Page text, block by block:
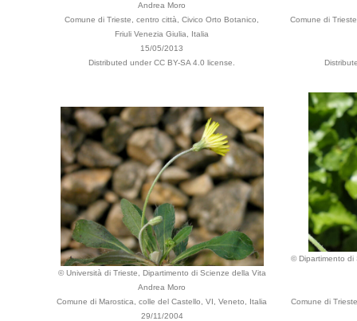
Andrea Moro
Comune di Trieste, centro città, Civico Orto Botanico,
Friuli Venezia Giulia, Italia
15/05/2013
Distributed under CC BY-SA 4.0 license.
Comune di
© Università di Trieste, Dipartimento di Scienze della Vita
Andrea Moro
Comune di Marostica, colle del Castello, VI, Veneto, Italia
29/11/2004
© Dipartimento di
Comune di